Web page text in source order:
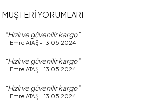
MÜŞTERİ YORUMLARI
“Hızlı ve güvenilir kargo”
Emre ATAŞ - 13.05.2024
“Hızlı ve güvenilir kargo”
Emre ATAŞ - 13.05.2024
“Hızlı ve güvenilir kargo”
Emre ATAŞ - 13.05.2024